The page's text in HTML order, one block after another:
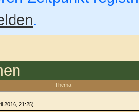
.
Thema
2016, 21:25)